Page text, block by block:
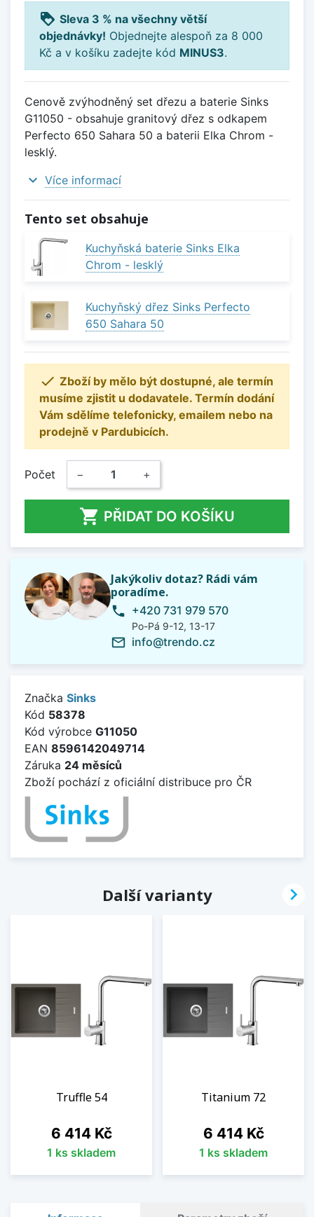
loyalty Sleva 3 % na všechny větší
objednávky! Objednejte alespoň za 8 000
Kč a v košíku zadejte kód MINUS3.
Cenově zvýhodněný set dřezu a baterie Sinks
G11050 - obsahuje granitový dřez s odkapem
Perfecto 650 Sahara 50 a baterii Elka Chrom -
lesklý.
expand_more Více informací
Tento set obsahuje
Kuchyňská baterie Sinks Elka
Chrom - lesklý
Kuchyňský dřez Sinks Perfecto
650 Sahara 50
 Zboží by mělo být dostupné, ale termín
musíme zjistit u dodavatele. Termín dodání
Vám sdělíme telefonicky, emailem nebo na
prodejně v Pardubicích.
Počet − +
 PŘIDAT DO KOŠÍKU
Jakýkoliv dotaz? Rádi vám
poradíme.
phone +420 731 979 570
Po-Pá 9-12, 13-17
mail_outline info@trendo.cz
Značka Sinks
Kód 58378
Kód výrobce G11050
EAN 8596142049714
Záruka 24 měsíců
Zboží pochází z oficiální distribuce pro ČR
Další varianty
Truffle 54
Cena
6 414 Kč
1 ks skladem
Titanium 72
Cena
6 414 Kč
1 ks skladem
